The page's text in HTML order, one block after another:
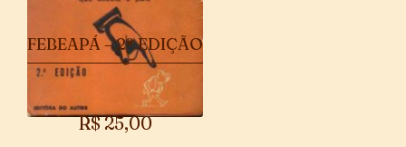
FEBEAPÁ – 2ª EDIÇÃO
R$25,00